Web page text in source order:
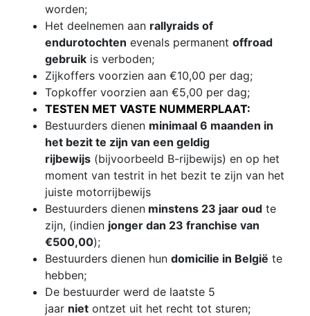
worden;
Het deelnemen aan rallyraids of
endurotochten evenals permanent offroad
gebruik is verboden;
Zijkoffers voorzien aan €10,00 per dag;
Topkoffer voorzien aan €5,00 per dag;
TESTEN MET VASTE NUMMERPLAAT:
Bestuurders dienen minimaal 6 maanden in
het bezit te zijn van een geldig
rijbewijs (bijvoorbeeld B-rijbewijs) en op het
moment van testrit in het bezit te zijn van het
juiste motorrijbewijs
Bestuurders dienen minstens 23 jaar oud te
zijn, (indien jonger dan 23 franchise van
€500,00);
Bestuurders dienen hun domicilie in België te
hebben;
De bestuurder werd de laatste 5
jaar niet ontzet uit het recht tot sturen;